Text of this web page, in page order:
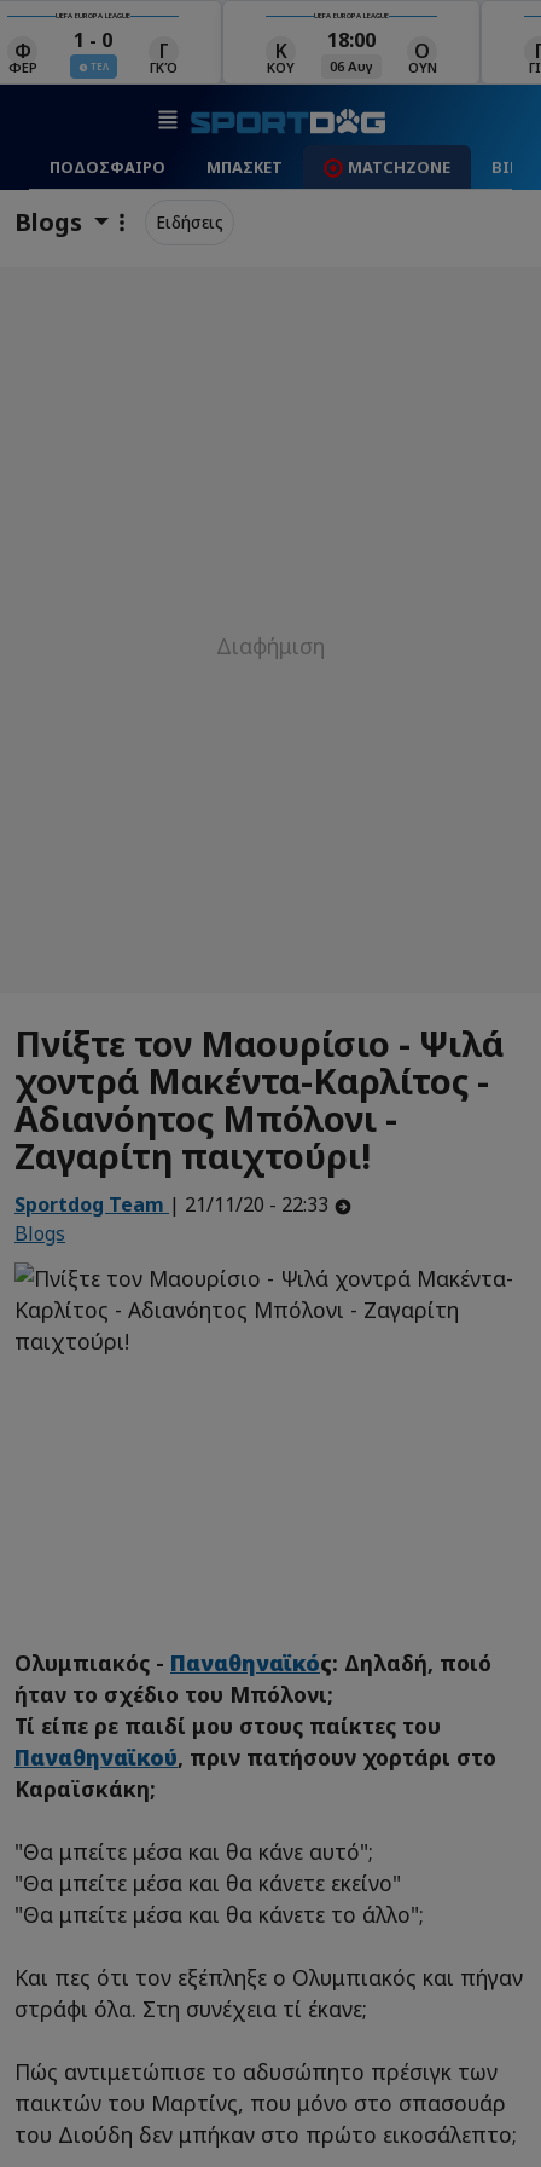
UEFA EUROPA LEAGUE
Κ 18:00
06 Αυγ ΟΥΝ
UEFA EUROPA LEAGUE
ΓΙΑ
19:00
06 Αυγ
Ρ
ΡΈΙ ΜΑΚ
ΠΟΔΟΣΦΑΙΡΟ ΜΠΑΣΚΕΤ MATCHZONE
Blogs Ειδήσεις
Πνίξτε τον Μαουρίσιο - Ψιλά
χοντρά Μακέντα-Καρλίτος -
Αδιανόητος Μπόλονι -
Ζαγαρίτη παιχτούρι!
Sportdog Team | 21/11/20 - 22:33
Blogs
Ολυμπιακός - Παναθηναϊκός: Δηλαδή, ποιό
ήταν το σχέδιο του Μπόλονι;
Τί είπε ρε παιδί μου στους παίκτες του
Παναθηναϊκού, πριν πατήσουν χορτάρι στο
Καραϊσκάκη;
"Θα μπείτε μέσα και θα κάνε αυτό";
"Θα μπείτε μέσα και θα κάνετε εκείνο"
"Θα μπείτε μέσα και θα κάνετε το άλλο";
Και πες ότι τον εξέπληξε ο Ολυμπιακός και πήγαν
στράφι όλα. Στη συνέχεια τί έκανε;
Πώς αντιμετώπισε το αδυσώπητο πρέσιγκ των
παικτών του Μαρτίνς, που μόνο στο σπασουάρ
του Διούδη δεν μπήκαν στο πρώτο εικοσάλεπτο;